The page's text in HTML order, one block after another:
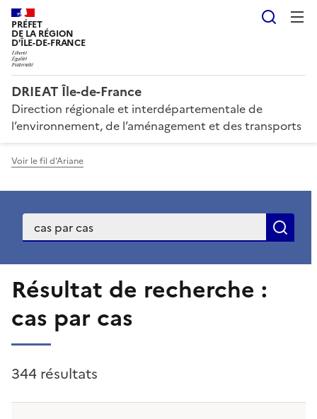
PRÉFET
DE LA RÉGION
D'ÎLE-DE-FRANCE
DRIEAT Île-de-France
Direction régionale et interdépartementale de
l’environnement, de l’aménagement et des transports
Voir le fil d'Ariane
Recherche
Résultat de recherche :
cas par cas
344 résultats